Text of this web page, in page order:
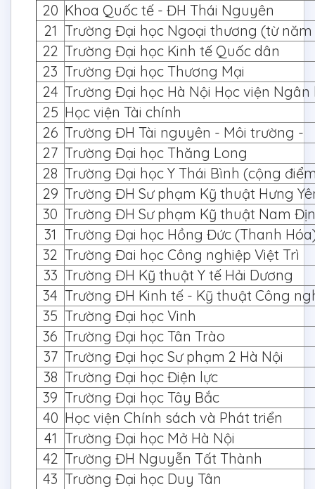
20 Khoa Quốc tế - ĐH Thái Nguyên
21 Trường Đại học Ngoại thương (từ năm
22 Trường Đại học Kinh tế Quốc dân
23 Trường Đại học Thương Mại
24 Trường Đại học Hà Nội Học viện
25 Học viện Tài chính
26 Trường ĐH Tài nguyên - Môi trường -
27 Trường Đại học Thăng Long
28 Trường Đại học Y Thái Bình (cộng
29 Trường ĐH Sư phạm Kỹ thuật Hưng
30 Trường ĐH Sư phạm Kỹ thuật Nam
31 Trường Đại học Hồng Đức (Thanh
32 Trường Đai học Công nghiệp Việt Trì
33 Trường ĐH Kỹ thuật Y tế Hải Dương
34 Trường ĐH Kinh tế - Kỹ thuật Công
35 Trường Đại học Vinh
36 Trường Đại học Tân Trào
37 Trường Đại học Sư phạm 2 Hà Nội
38 Trường Đại học Điện lực
39 Trường Đại học Tây Bắc
40 Học viện Chính sách và Phát triển
41 Trường Đại học Mở Hà Nội
42 Trường ĐH Nguyễn Tất Thành
43 Trường Đại học Duy Tân